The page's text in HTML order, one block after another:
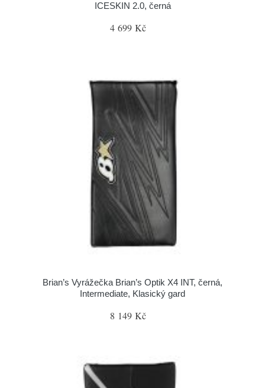
ICESKIN 2.0, černá
4 699 Kč
Brian’s Vyrážečka Brian’s Optik X4 INT, černá,
Intermediate, Klasický gard
8 149 Kč